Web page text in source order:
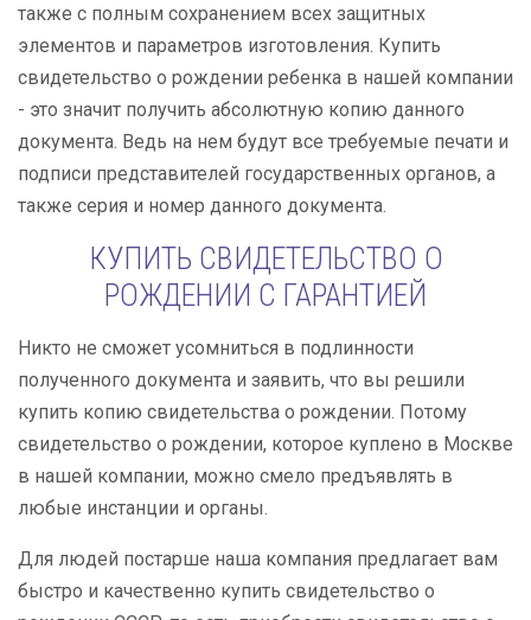
также с полным сохранением всех защитных
элементов и параметров изготовления. Купить
свидетельство о рождении ребенка в нашей компании
- это значит получить абсолютную копию данного
документа. Ведь на нем будут все требуемые печати и
подписи представителей государственных органов, а
также серия и номер данного документа.
КУПИТЬ СВИДЕТЕЛЬСТВО О
РОЖДЕНИИ С ГАРАНТИЕЙ
Никто не сможет усомниться в подлинности
полученного документа и заявить, что вы решили
купить копию свидетельства о рождении. Потому
свидетельство о рождении, которое куплено в Москве
в нашей компании, можно смело предъявлять в
любые инстанции и органы.
Для людей постарше наша компания предлагает вам
быстро и качественно купить свидетельство о